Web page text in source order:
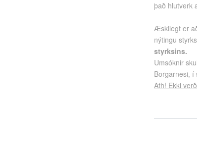
það hlutverk
Æskilegt er
nýtingu
styrksins.
Umsóknir
Borgarnesi, í
Ath! Ekki